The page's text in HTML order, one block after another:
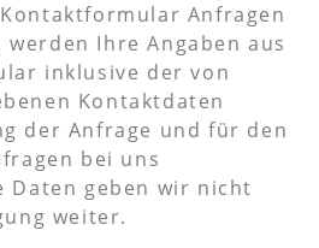
Anfragen
werden Ihre Angaben aus
inklusive der von
Kontaktdaten
der Anfrage und für den
bei uns
Daten geben wir nicht
weiter.